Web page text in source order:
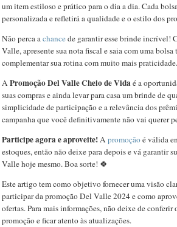
um item estiloso e prático para o dia a dia. Cada
personalizada e refletirá a qualidade e o estilo dos
Não perca achancede garantir esse brinde incrível!
Valle, apresente sua nota fiscal e saia com uma bolsa
complementar sua rotina com muito mais praticidade.
A Promoção Del Valle Cheio de Vidaé a
suas compras e ainda levar para casa um brinde de
simplicidade de participação e a relevância dos
campanha que você definitivamente não vai querer
Participe agora e aproveite!A promoçãoé válida
estoques, então não deixe para depois e vá garantir
Valle hoje mesmo. Boa sorte! 🍀
Este artigo tem como objetivo fornecer uma visão
participar da promoção Del Valle 2024 e como
ofertas. Para mais informações, não deixe de
promoção e ficar atento às atualizações.